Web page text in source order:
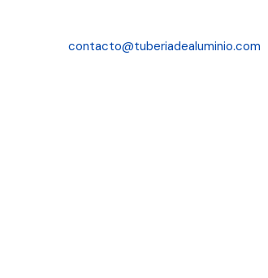
contacto@tuberiadealuminio.com